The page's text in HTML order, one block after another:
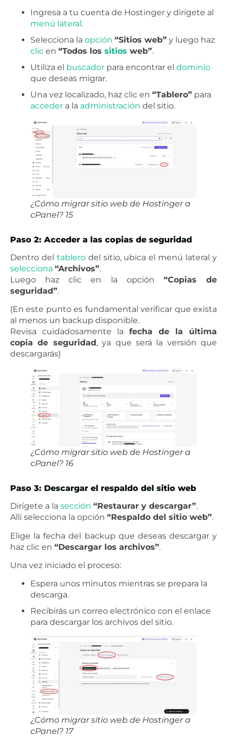
Ingresa a tu cuenta de Hostinger y dirígete al
menú lateral.
Selecciona la opción “Sitios web” y luego haz
clic en “Todos los sitios web”.
Utiliza el buscador para encontrar el dominio
que deseas migrar.
Una vez localizado, haz clic en “Tablero” para
acceder a la administración del sitio.
¿Cómo migrar sitio web de Hostinger a
cPanel? 15
Paso 2: Acceder a las copias de seguridad
Dentro del tablerodel sitio, ubica el menú lateral y
selecciona “Archivos”.
Luego haz clic en la opción “Copias de
seguridad”.
(En este punto es fundamental verificar que exista
al menos un backup disponible.
Revisa cuidadosamente la fecha de la última
copia de seguridad , ya que será la versión que
descargarás)
¿Cómo migrar sitio web de Hostinger a
cPanel? 16
Paso 3: Descargar el respaldo del sitio web
Dirígete a la sección “Restaurar y descargar”.
Allí selecciona la opción “Respaldo del sitio web”.
Elige la fecha del backup que deseas descargar y
haz clic en “Descargar los archivos”.
Una vez iniciado el proceso:
Espera unos minutos mientras se prepara la
descarga.
Recibirás un correo electrónico con el enlace
para descargar los archivos del sitio.
¿Cómo migrar sitio web de Hostinger a
cPanel? 17